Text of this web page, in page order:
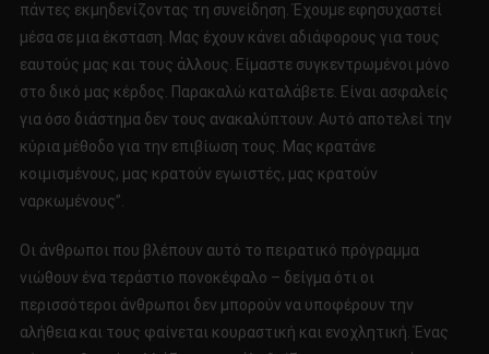
πάντες εκμηδενίζοντας τη συνείδηση. Έχουμε εφησυχαστεί
μέσα σε μια έκσταση. Μας έχουν κάνει αδιάφορους για τους
εαυτούς μας και τους άλλους. Είμαστε συγκεντρωμένοι μόνο
στο δικό μας κέρδος. Παρακαλώ καταλάβετε. Είναι ασφαλείς
για όσο διάστημα δεν τους ανακαλύπτουν. Αυτό αποτελεί την
κύρια μέθοδο για την επιβίωση τους. Μας κρατάνε
κοιμισμένους, μας κρατούν εγωιστές, μας κρατούν
ναρκωμένους”.
Οι άνθρωποι που βλέπουν αυτό το πειρατικό πρόγραμμα
νιώθουν ένα τεράστιο πονοκέφαλο – δείγμα ότι οι
περισσότεροι άνθρωποι δεν μπορούν να υποφέρουν την
αλήθεια και τους φαίνεται κουραστική και ενοχλητική. Ένας